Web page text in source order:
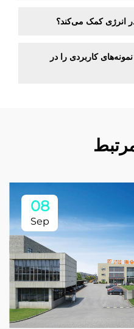
انرژی کمک می‌کند؟
کاربردی را در
08
Sep